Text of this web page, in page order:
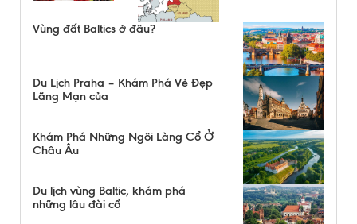
Vùng đất Baltics ở đâu?
Du Lịch Praha – Khám Phá Vẻ Đẹp
Lãng Mạn của
Khám Phá Những Ngôi Làng Cổ Ở
Châu Âu
Du lịch vùng Baltic, khám phá
những lâu đài cổ